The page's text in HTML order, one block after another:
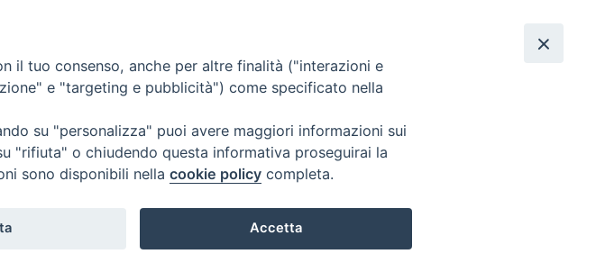
il tuo consenso, anche per altre finalità ("interazioni e
e "targeting e pubblicità") come specificato nella
su "personalizza" puoi avere maggiori informazioni sui
"rifiuta" o chiudendo questa informativa proseguirai la
sono disponibili nella cookie policy completa.
Accetta